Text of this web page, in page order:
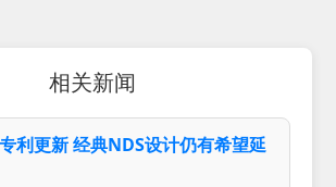
相关新闻
利更新 经典NDS设计仍有希望延